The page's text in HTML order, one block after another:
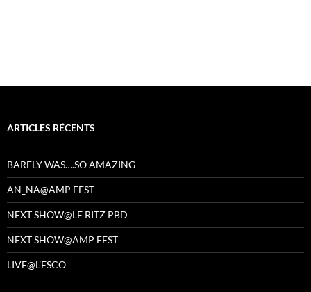
ARTICLES RÉCENTS
BARFLY WAS….SO AMAZING
AN_NA@AMP FEST
NEXT SHOW@LE RITZ PBD
NEXT SHOW@AMP FEST
LIVE@L’ESCO